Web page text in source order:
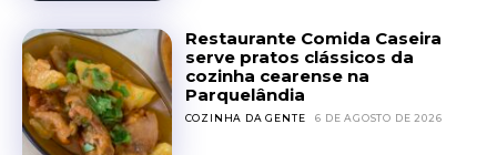
Restaurante Comida Caseira
serve pratos clássicos da
cozinha cearense na
Parquelândia
COZINHA DA GENTE 6 DE AGOSTO DE 2026